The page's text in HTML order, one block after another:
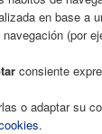
en base a
(por
consiente
o adaptar su
.
(PDF)
Científico